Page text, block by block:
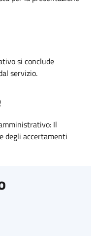
si conclude
servizio.
Il
degli accertamenti